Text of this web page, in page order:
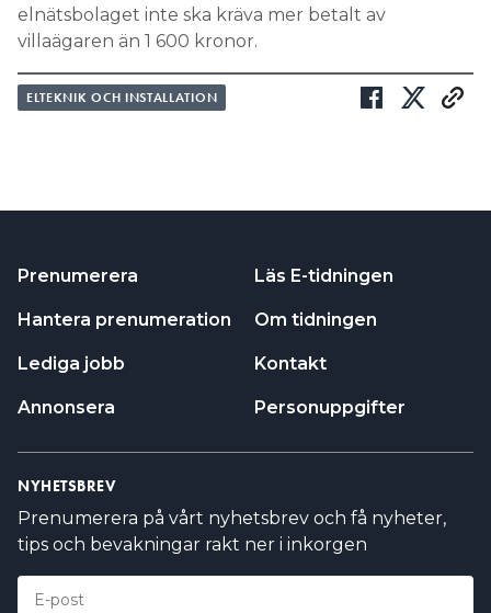
elnätsbolaget inte ska kräva mer betalt av
villaägaren än 1 600 kronor.
ELTEKNIK OCH INSTALLATION
Prenumerera
Hantera prenumeration
Lediga jobb
Annonsera
Läs E-tidningen
Om tidningen
Kontakt
Personuppgifter
NYHETSBREV
Prenumerera på vårt nyhetsbrev och få nyheter,
tips och bevakningar rakt ner i inkorgen